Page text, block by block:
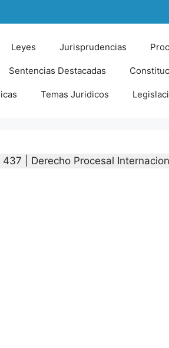
Leyes Jurisprudencias
Sentencias Destacadas
Temas Juridicos
| Derecho Procesal